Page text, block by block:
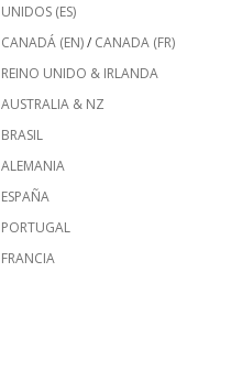
UNIDOS (ES)
CANADÁ (EN)/ CANADA (FR)
REINO UNIDO & IRLANDA
AUSTRALIA & NZ
BRASIL
ALEMANIA
ESPAÑA
PORTUGAL
FRANCIA